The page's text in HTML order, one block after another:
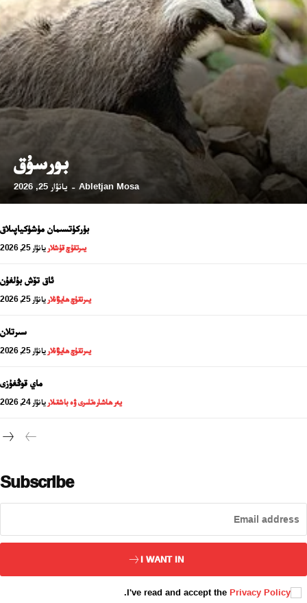
ئەزا بولاي
بورسۇق
Abletjan Mosa
- يانۋار 25, 2026
بۈركۈتسىمان مۈشۈكياپىلاق
يىرتقۇچ قۇشلار يانۋار 25, 2026
ئاق تۆش بۇلغۇن
يىرتقۇچ ھايۋانلار يانۋار 25, 2026
سىرتلان
يىرتقۇچ ھايۋانلار يانۋار 25, 2026
ماي قوڭغۇزى
يەر ھاشارەتلىرى ۋە باشقىلار يانۋار 24, 2026
Subscribe
I WANT IN
I've read and accept the Privacy Policy
.